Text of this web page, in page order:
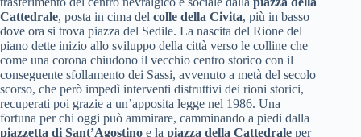
Cattedrale, posta in cima del colle della Civita, più in basso
dove ora si trova piazza del Sedile. La nascita del Rione del
piano dette inizio allo sviluppo della città verso le colline che
come una corona chiudono il vecchio centro storico con il
conseguente sfollamento dei Sassi, avvenuto a metà del secolo
scorso, che però impedì interventi distruttivi dei rioni storici,
recuperati poi grazie a un’apposita legge nel 1986. Una
fortuna per chi oggi può ammirare, camminando a piedi dalla
piazzetta di Sant’Agostino e la piazza della Cattedrale per